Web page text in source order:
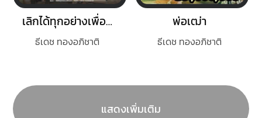
เลิกได้ทุกอย่างเพื่อเธอ
ธีเดช ทองอภิชาติ
พ่อเฒ่า
ธีเดช ทองอภิชาติ
แสดงเพิ่มเติม